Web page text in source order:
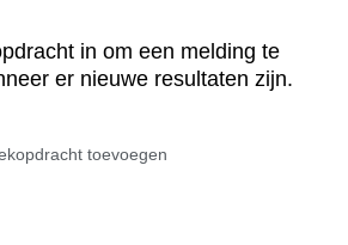
in om een melding te
er nieuwe resultaten zijn.